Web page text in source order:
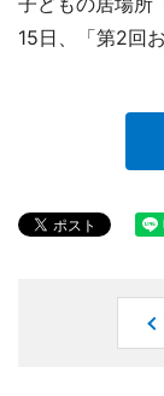
15日、「第2回